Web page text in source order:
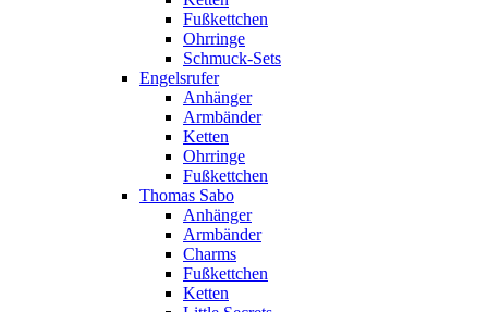
Fußkettchen
Ohrringe
Schmuck-Sets
Engelsrufer
Anhänger
Armbänder
Ketten
Ohrringe
Fußkettchen
Thomas Sabo
Anhänger
Armbänder
Charms
Fußkettchen
Ketten